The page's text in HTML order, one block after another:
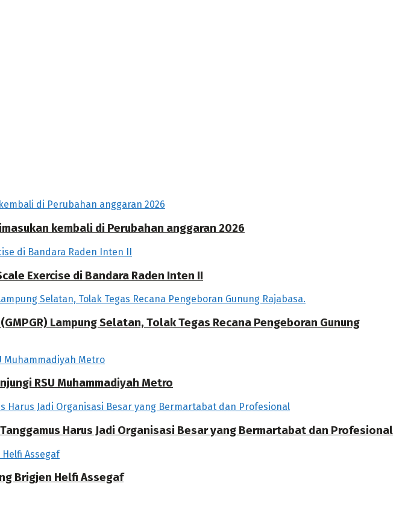
kembali di Perubahan anggaran 2026
Exercise di Bandara Raden Inten II
Lampung Selatan, Tolak Tegas Recana Pengeboran Gunung
RSU Muhammadiyah Metro
Harus Jadi Organisasi Besar yang Bermartabat dan Profesional
Brigjen Helfi Assegaf